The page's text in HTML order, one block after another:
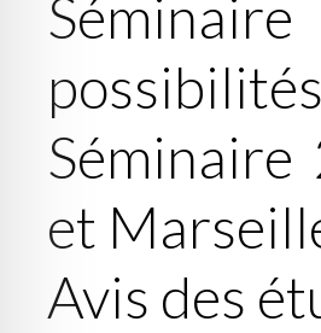
Séminaire
et
Avis des